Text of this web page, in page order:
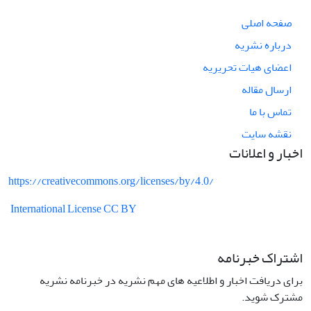
صفحه اصلی
درباره نشریه
اعضای هیات تحریریه
ارسال مقاله
تماس با ما
نقشه سایت
اخبار و اعلانات
https://creativecommons.org/licenses/by/4.0/
International License CC BY
اشتراک خبرنامه
برای دریافت اخبار و اطلاعیه های مهم نشریه در خبرنامه نشریه
مشترک شوید.